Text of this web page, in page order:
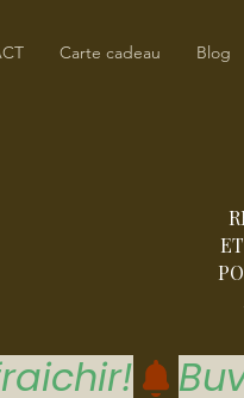
Carte cadeau Blog